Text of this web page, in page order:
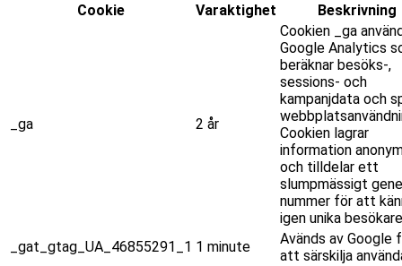
Cookie
Varaktighet Beskrivning
_ga 2 år
Cookien _ga
Google Analytics
beräknar besöks-,
sessions- och
kampanjdata och
Cookien lagrar
information
och tilldelar ett
slumpmässigt
nummer för att
igen unika
_gat_gtag_UA_46855291_1 1 minute
Avänds av Google
att särskilja